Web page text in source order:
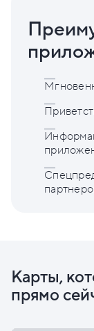
Карты,
прямо